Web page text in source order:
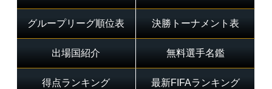
動画
グループリーグ順位表 決勝トーナメント表
出場国紹介 無料選手名鑑
得点ランキング 最新FIFAランキング